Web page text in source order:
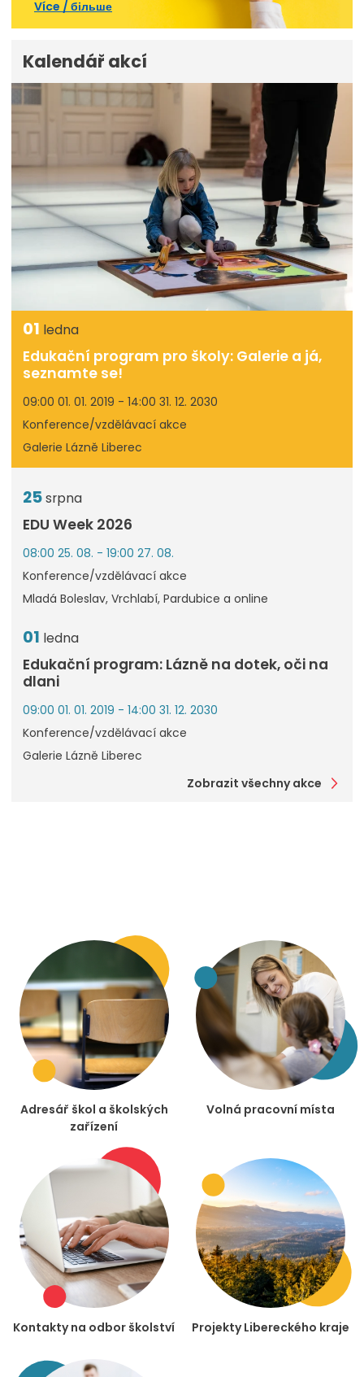
Více / більше
Kalendář akcí
01 ledna
Edukační program pro školy: Galerie a já,
seznamte se!
09:00 01. 01. 2019 - 14:00 31. 12. 2030
Konference/vzdělávací akce
Galerie Lázně Liberec
25srpna
EDU Week 2026
08:00 25. 08. - 19:00 27. 08.
Konference/vzdělávací akce
Mladá Boleslav, Vrchlabí, Pardubice a online
01 ledna
Edukační program: Lázně na dotek, oči na
dlani
09:00 01. 01. 2019 - 14:00 31. 12. 2030
Konference/vzdělávací akce
Galerie Lázně Liberec
Zobrazit všechny akce
Adresář škol a školských
zařízení
Volná pracovní místa
Kontakty na odbor školství Projekty Libereckého kraje